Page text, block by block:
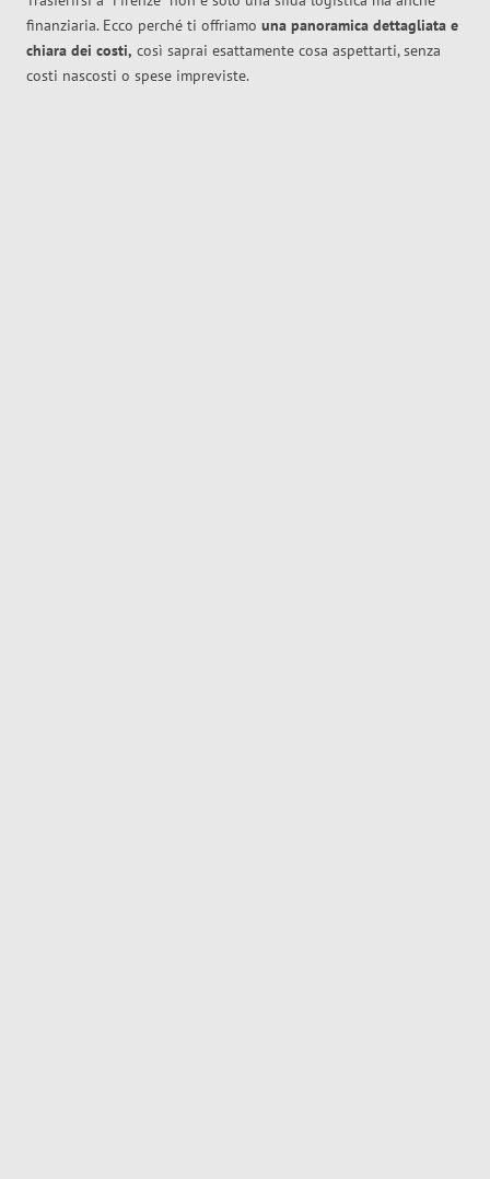
finanziaria. Ecco perché ti offriamo una panoramica dettagliata e
chiara dei costi, così saprai esattamente cosa aspettarti, senza
costi nascosti o spese impreviste.